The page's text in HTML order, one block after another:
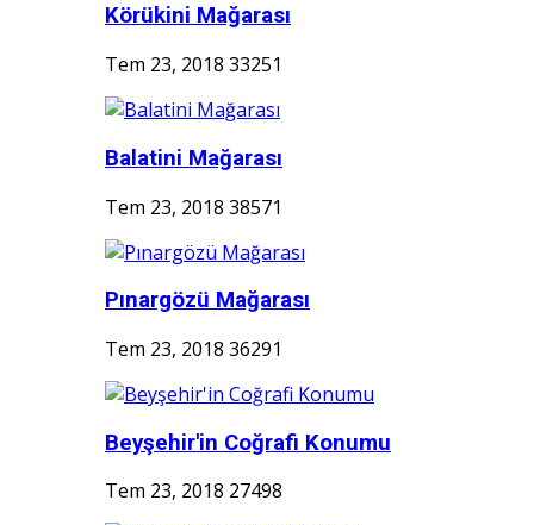
Körükini Mağarası
Tem 23, 2018 33251
Balatini Mağarası
Tem 23, 2018 38571
Pınargözü Mağarası
Tem 23, 2018 36291
Beyşehir'in Coğrafi Konumu
Tem 23, 2018 27498